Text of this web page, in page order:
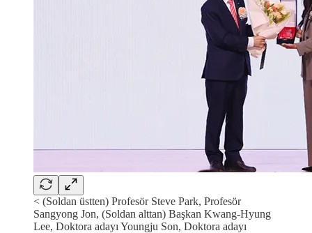
< (Soldan üstten) Profesör Steve Park, Profesör
Sangyong Jon, (Soldan alttan) Başkan Kwang-Hyung
Lee, Doktora adayı Youngju Son, Doktora adayı